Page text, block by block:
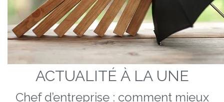
ACTUALITÉ À LA UNE
Chef d’entreprise : comment mieux